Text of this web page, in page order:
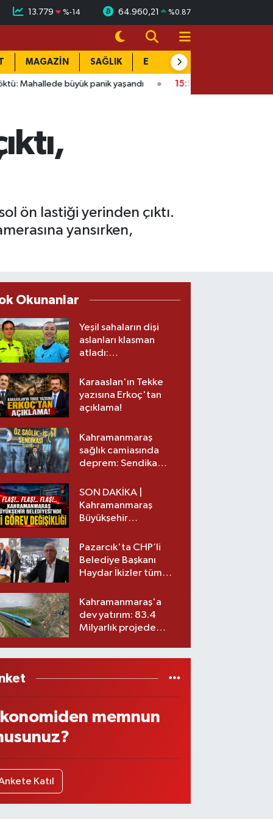
13.779 %-14 64.960,21 %0.87
MAGAZİN SAĞLIK EĞİTİM
büyük panik yaşandı 15:58 Bağlarbaşı Mahallesi'nde 101.
ön lastiği yerinden çıktı.
yansırken,
Okunanlar
Yeşil sahaların dişi
aslanları klasman
atladı:
üst lige iki transfer!
Karaaslan'ın Tekke
yazısına Erkoç'tan
açıklama!
Kahramanmaraş
sağlık camiasında
deprem: Sendika
SON DAKİKA |
Kahramanmaraş
Büyükşehir
görev değişikliği!
Pazarcık'ta CHP’li
Belediye Başkanı
Haydar İkizler tüm
yeni partisi
Kahramanmaraş'a
dev yatırım: 83.4
Milyarlık projede
memnun
Katıl